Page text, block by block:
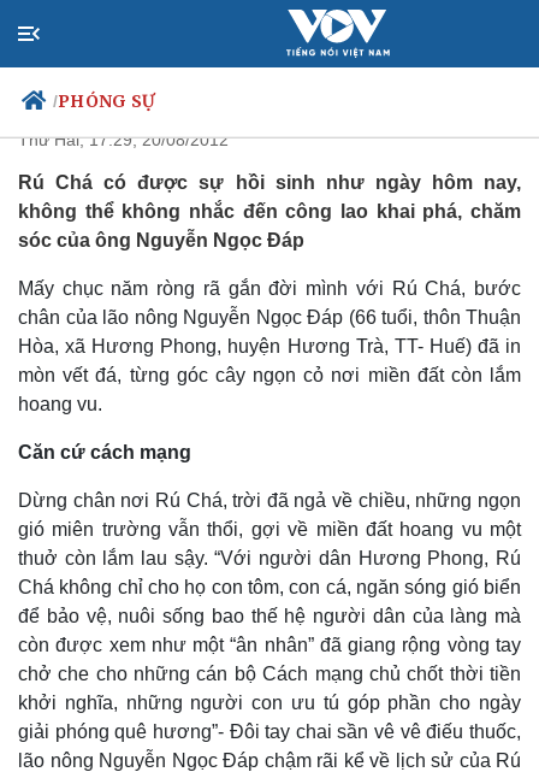
/PHÓNG SỰ
Chính trị
Tổ chức nhân sự
Quốc hội
Nhận diện sự thật
Dự báo thời tiết
Giáo dục
Dấu ấn VOV
Việc làm
Biển đảo
Người giữ rú không lương
Thứ Hai, 17:29, 20/08/2012
Rú Chá có được sự hồi sinh như ngày hôm nay,
không thể không nhắc đến công lao khai phá, chăm
sóc của ông Nguyễn Ngọc Đáp
Mấy chục năm ròng rã gắn đời mình với Rú Chá, bước
chân của lão nông Nguyễn Ngọc Đáp (66 tuổi, thôn Thuận
Hòa, xã Hương Phong, huyện Hương Trà, TT- Huế) đã in
mòn vết đá, từng góc cây ngọn cỏ nơi miền đất còn lắm
hoang vu.
Căn cứ cách mạng
Dừng chân nơi Rú Chá, trời đã ngả về chiều, những ngọn
gió miên trường vẫn thổi, gợi về miền đất hoang vu một
thuở còn lắm lau sậy. “Với người dân Hương Phong, Rú
Chá không chỉ cho họ con tôm, con cá, ngăn sóng gió biển
để bảo vệ, nuôi sống bao thế hệ người dân của làng mà
còn được xem như một “ân nhân” đã giang rộng vòng tay
chở che cho những cán bộ Cách mạng chủ chốt thời tiền
khởi nghĩa, những người con ưu tú góp phần cho ngày
giải phóng quê hương”- Đôi tay chai sần vê vê điếu thuốc,
lão nông Nguyễn Ngọc Đáp chậm rãi kể về lịch sử của Rú